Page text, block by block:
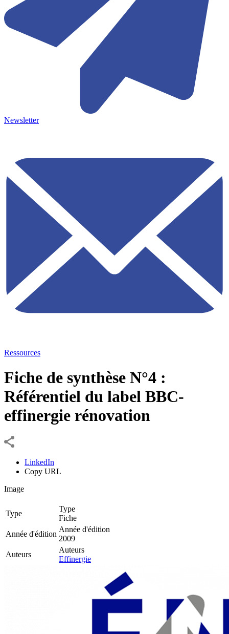
Newsletter
Ressources
Fiche de synthèse N°4 :
Référentiel du label BBC-
effinergie rénovation
LinkedIn
Copy URL
Image
Type
Type
Fiche
Année d'édition
Année d'édition
2009
Auteurs
Auteurs
Effinergie